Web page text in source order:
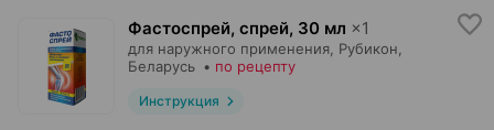
Фастоспрей, спрей, 30 мл ×1
для наружного применения, Рубикон
Беларусь • по рецепту
Инструкция